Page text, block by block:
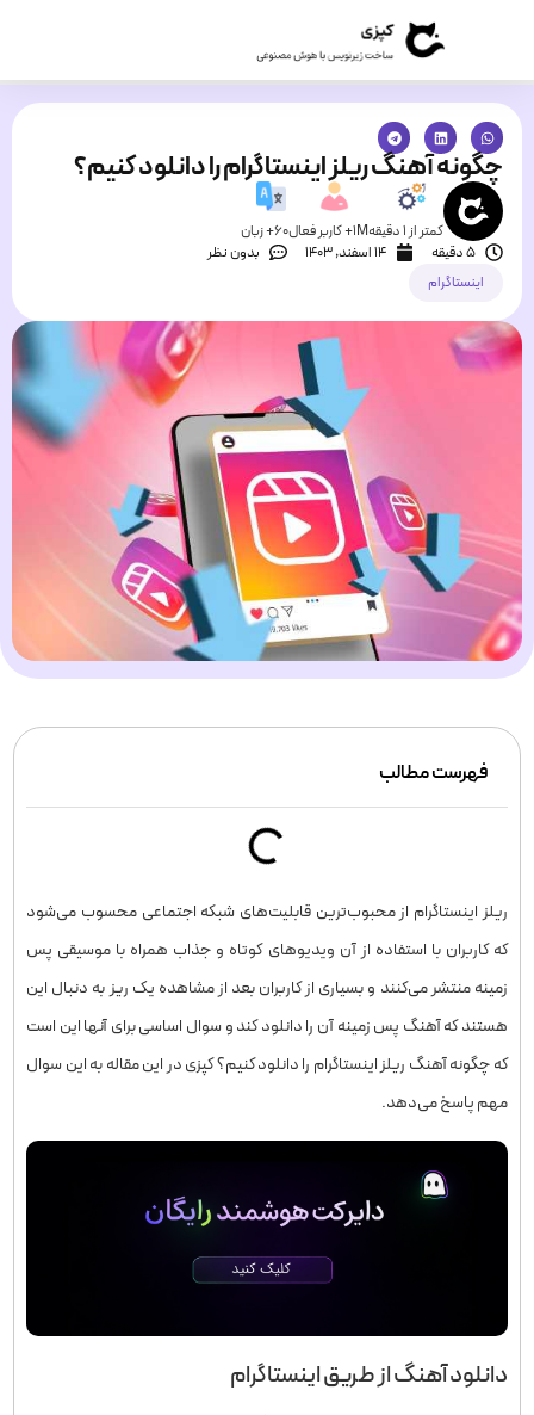
چگونه آهنگ ریلز اینستاگرام را دانلود کنیم؟
کمتر از 1 دقیقه 1M+ کاربر فعال
60+ زبان
5 دقیقه
۱۴ اسفند, ۱۴۰۳
بدون نظر
اینستاگرام
فهرست مطالب
ریلز اینستاگرام از محبوب‌ترین قابلیت‌های شبکه اجتماعی محسوب می‌شود
که کاربران با استفاده از آن ویدیوهای کوتاه و جذاب همراه با موسیقی پس
زمینه منتشر می‌کنند و بسیاری از کاربران بعد از مشاهده یک ریز به دنبال این
هستند که آهنگ پس زمینه آن را دانلود کند و سوال اساسی برای آنها این است
که چگونه آهنگ ریلز اینستاگرام را دانلود کنیم؟ کپزی در این مقاله به این سوال
مهم پاسخ می‌دهد.
دانلود آهنگ از طریق اینستاگرام